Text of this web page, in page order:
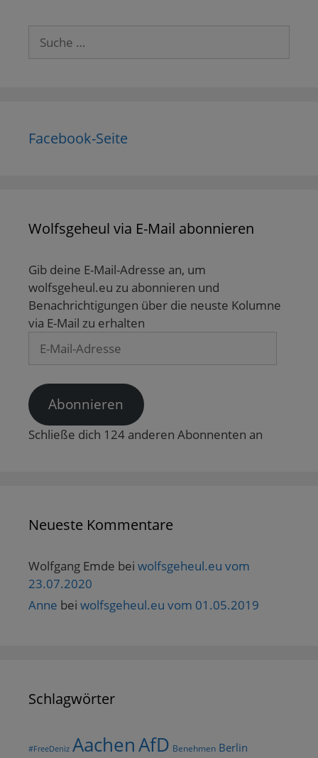
Suche
nach:
Facebook-Seite
Wolfsgeheul via E-Mail abonnieren
Gib deine E-Mail-Adresse an, um
wolfsgeheul.eu zu abonnieren und
Benachrichtigungen über die neuste Kolumne
via E-Mail zu erhalten
Mail-
Abonnieren
Schließe dich 124 anderen Abonnenten an
Neueste Kommentare
Wolfgang Emde bei wolfsgeheul.eu vom
23.07.2020
Anne bei wolfsgeheul.eu vom 01.05.2019
Schlagwörter
#FreeDeniz AachenAfD Benehmen Berlin